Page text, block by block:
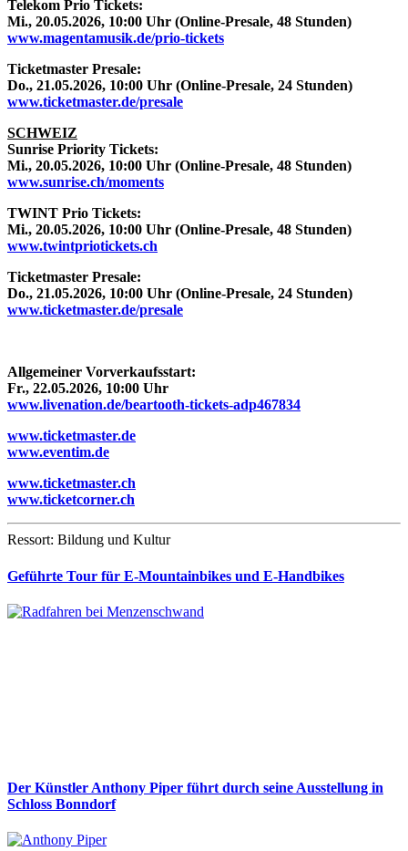
Telekom Prio Tickets:
Mi., 20.05.2026, 10:00 Uhr (Online-Presale, 48 Stunden)
www.magentamusik.de/prio-tickets
Ticketmaster Presale:
Do., 21.05.2026, 10:00 Uhr (Online-Presale, 24 Stunden)
www.ticketmaster.de/presale
SCHWEIZ
Sunrise Priority Tickets:
Mi., 20.05.2026, 10:00 Uhr (Online-Presale, 48 Stunden)
www.sunrise.ch/moments
TWINT Prio Tickets:
Mi., 20.05.2026, 10:00 Uhr (Online-Presale, 48 Stunden)
www.twintpriotickets.ch
Ticketmaster Presale:
Do., 21.05.2026, 10:00 Uhr (Online-Presale, 24 Stunden)
www.ticketmaster.de/presale
Allgemeiner Vorverkaufsstart:
Fr., 22.05.2026, 10:00 Uhr
www.livenation.de/beartooth-tickets-adp467834
www.ticketmaster.de
www.eventim.de
www.ticketmaster.ch
www.ticketcorner.ch
Ressort: Bildung und Kultur
Geführte Tour für E-Mountainbikes und E-Handbikes
Der Künstler Anthony Piper führt durch seine Ausstellung in
Schloss Bonndorf